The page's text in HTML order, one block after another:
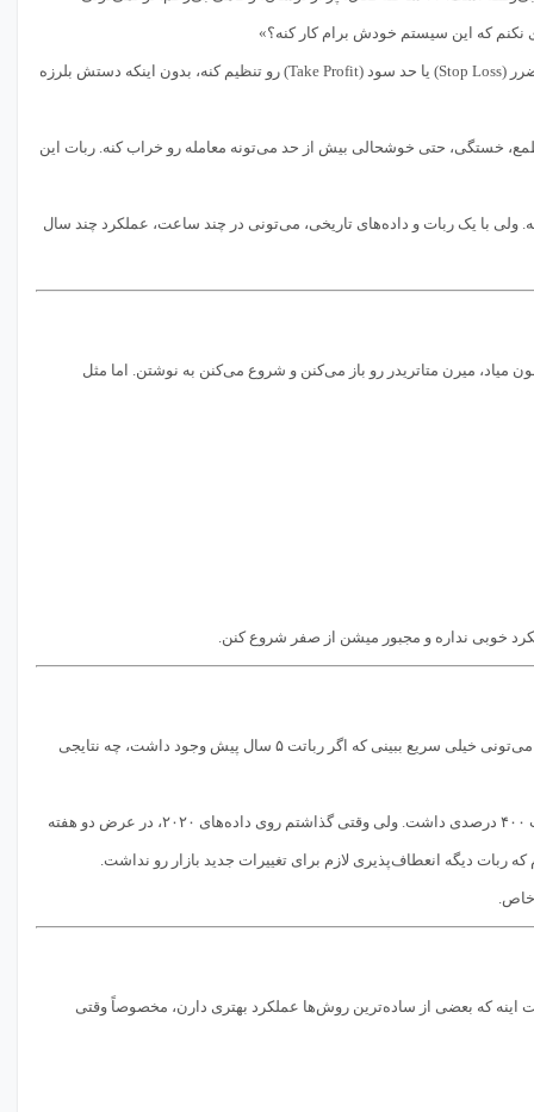
که این سیستم خودش برام کار کنه؟»
سرعت عمل. یک ربات می‌تونه در کسری از ثانیه تصمیم بگیره، سفارش ثبت کنه و حتی حد ضرر (Stop Loss) یا حد سود (Take Profit) رو تنظیم کنه، بدون اینکه دستش بلرزه
خستگی، حتی خوشحالی بیش از حد می‌تونه معامله رو خراب کنه. ربات این
با یک ربات و داده‌های تاریخی، می‌تونی در چند ساعت، عملکرد چند سال
میاد، میرن متاتریدر رو باز می‌کنن و شروع می‌کنن به نوشتن. اما مثل
خوبی نداره و مجبور میشن از صفر شروع کنن.
(Backtest) یکی از جذاب‌ترین و در عین حال خطرناک‌ترین بخش‌های ساخت رباته. جذابه چون می‌تونی خیلی سریع ببینی که اگر رباتت ۵ سال پیش وجود داشت، چه نتایجی
من یادمه یک بار رباتی نوشتم که روی داده‌های EUR/USD از سال ۲۰۱۶ تا ۲۰۱۹، بازدهی عجیب و غریب ۴۰۰ درصدی داشت. ولی وقتی گذاشتم روی داده‌های ۲۰۲۰، در عرض دو هفته
ربات دیگه انعطاف‌پذیری لازم برای تغییرات جدید بازار رو نداشت.
خاص.
اینه که بعضی از ساده‌ترین روش‌ها عملکرد بهتری دارن، مخصوصاً وقتی